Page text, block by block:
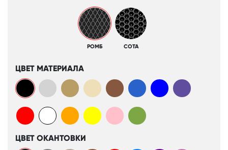
РОМБ СОТА
ЦВЕТ МАТЕРИАЛА
ЦВЕТ ОКАНТОВКИ